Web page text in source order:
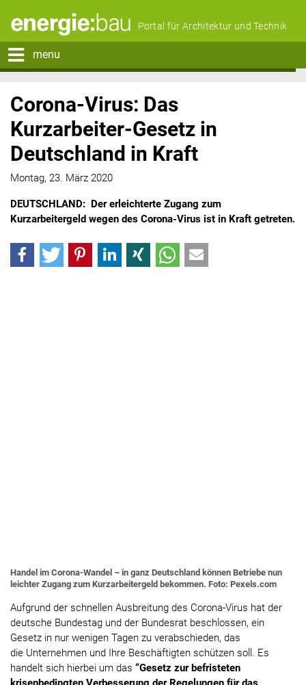
Portal für Architektur und Technik
menu
Corona-Virus: Das
Kurzarbeiter-Gesetz in
Deutschland in Kraft
Montag, 23. März 2020
DEUTSCHLAND: Der erleichterte Zugang zum
Kurzarbeitergeld wegen des Corona-Virus ist in Kraft getreten.
Handel im Corona-Wandel – in ganz Deutschland können Betriebe nun
leichter Zugang zum Kurzarbeitergeld bekommen. Foto: Pexels.com
Aufgrund der schnellen Ausbreitung des Corona-Virus hat der
deutsche Bundestag und der Bundesrat beschlossen, ein
Gesetz in nur wenigen Tagen zu verabschieden, das
die Unternehmen und Ihre Beschäftigten schützen soll. Es
handelt sich hierbei um das “Gesetz zur befristeten